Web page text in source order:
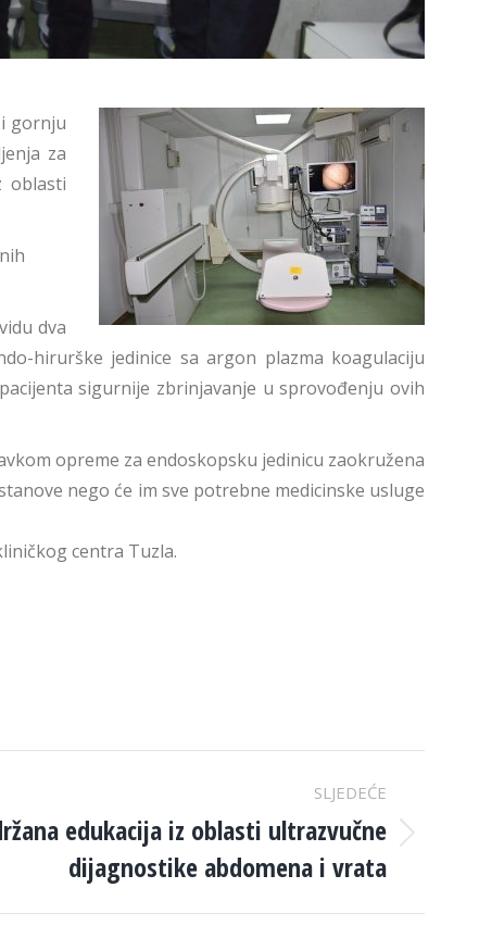
gornju
za
oblasti
dva
hirurške jedinice sa argon plazma koagulaciju
sigurnije zbrinjavanje u sprovođenju ovih
opreme za endoskopsku jedinicu zaokružena
nego će im sve potrebne medicinske usluge
centra Tuzla.
SLJEDEĆE
edukacija iz oblasti ultrazvučne
dijagnostike abdomena i vrata